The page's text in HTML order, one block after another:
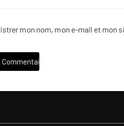
mon nom, mon e-mail et mon